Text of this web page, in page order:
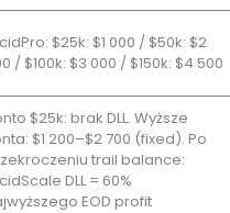
$25k: $1 000 / $50k: $2
/ $100k: $3 000 / $150k: $4 500
$25k: brak DLL. Wyższe
$1 200–$2 700 (fixed). Po
trail balance:
DLL = 60%
EOD profit